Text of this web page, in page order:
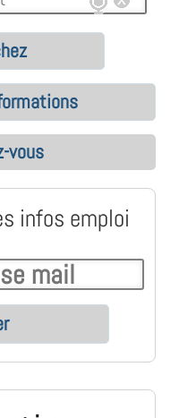
vous
infos emploi